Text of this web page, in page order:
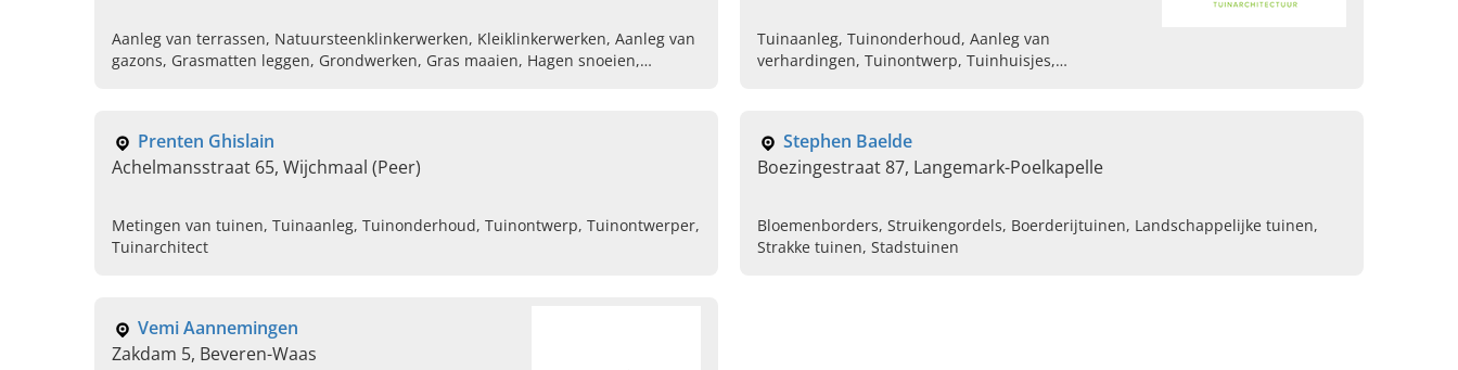
Aanleg van terrassen, Natuursteenklinkerwerken, Kleiklinkerwerken, Aanleg van
gazons, Grasmatten leggen, Grondwerken, Gras maaien, Hagen snoeien,
Tuinaanleg, Tuinonderhoud, Aanleg van
verhardingen, Tuinontwerp, Tuinhuisjes,
Prenten Ghislain
Achelmansstraat 65, Wijchmaal (Peer)
Metingen van tuinen, Tuinaanleg, Tuinonderhoud, Tuinontwerp, Tuinontwerper,
Tuinarchitect
Stephen Baelde
Boezingestraat 87, Langemark-Poelkapelle
Bloemenborders, Struikengordels, Boerderijtuinen, Landschappelijke tuinen,
Strakke tuinen, Stadstuinen
Vemi Aannemingen
Zakdam 5, Beveren-Waas